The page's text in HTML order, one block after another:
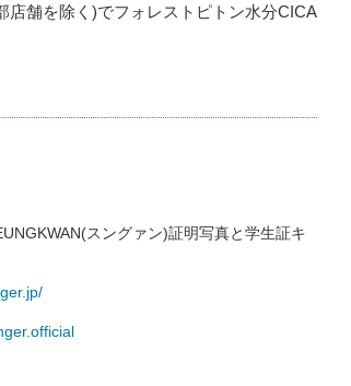
店舗を除く)でフォレストピトン水分CICA
スングァン)証明写真と学生証キ